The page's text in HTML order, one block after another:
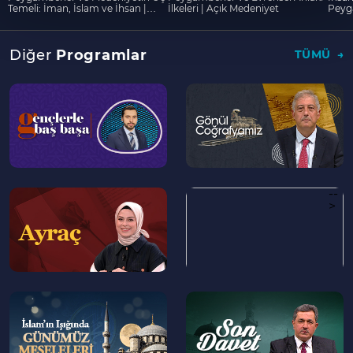
Temeli: İman, İslam ve İhsan |
İlkeleri | Açık Medeniyet
Diğer Programlar TÜMÜ
--
>
--
--
>
>